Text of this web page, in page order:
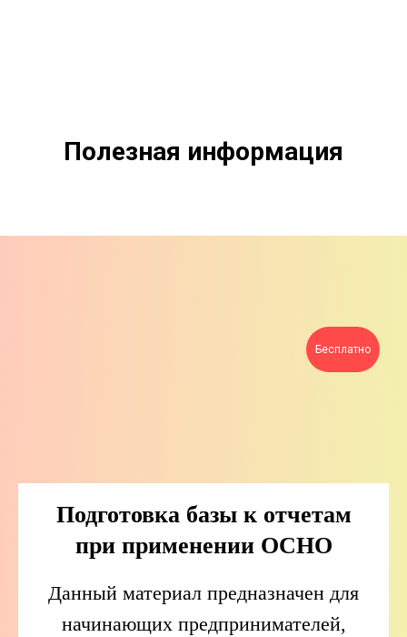
Полезная информация
Бесплатно
Подготовка базы к отчетам
при применении ОСНО
Данный материал предназначен для
начинающих предпринимателей,